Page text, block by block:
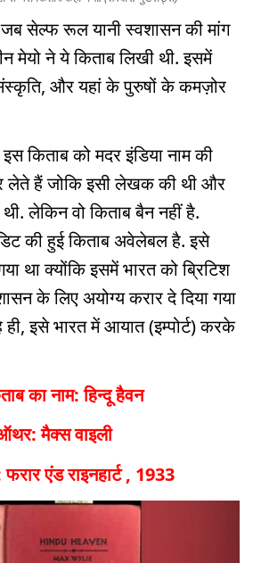
सेल्फ रूल यानी स्वशासन की मांग
मेयो ने ये किताब लिखी थी. इसमें
और यहां के पुरुषों के कमज़ोर
किताब को मदर इंडिया नाम की
लेते हैं जोकि इसी लेखक की थी और
लेकिन वो किताब बैन नहीं है.
की हुई किताब अवेलेबल है. इसे
था क्योंकि इसमें भारत को ब्रिटिश
के लिए अयोग्य करार दे दिया गया
ही, इसे भारत में आयात (इम्पोर्ट) करके
का नाम: हिन्दू हैवन
मैक्स वाइली
एंड राइनहार्ट , 1933